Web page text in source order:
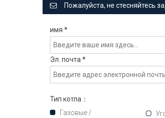
Пожалуйста, не стесняйтесь
имя *
Эл. почта *
Тип котла：
Газовые /